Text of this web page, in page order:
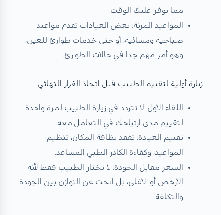
مما يوفر عليك الوقت.
المواعيد المرنة: بعض العيادات تقدم مواعيد
صباحية ومسائية، أو حتى خدمات طوارئ للعين،
وهو أمر مهم جدا في حالات الطوارئ.
زيارة أولية لتقييم الطبيب قبل اتخاذ القرار النهائي
اللقاء الأول: لا تتردد في زيارة الطبيب لمرة واحدة
لتقييم مدى ارتياحك في التعامل معه.
تقييم العيادة: تفقد نظافة المكان، تنظيم
المواعيد، وكفاءة الكادر الطبي المساعد.
السعر مقابل الجودة: لا تختار الطبيب فقط لأنه
الأرخص أو الأغلى، بل ابحث عن التوازن بين الجودة
والتكلفة.